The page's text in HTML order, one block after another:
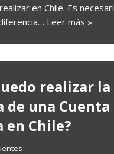
en Chile. Es
Leer más »
realizar la
de una Cuenta
en Chile?